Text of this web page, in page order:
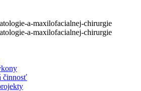
a-maxilofacialnej-chirurgie
a-maxilofacialnej-chirurgie
činnosť